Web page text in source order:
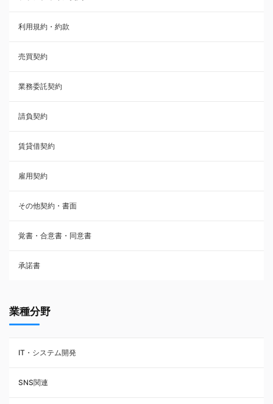
覚書・合意書・同意書
承諾書
雇用契約
その他契約・書面
売買契約
株主総会議事録・関連書類
請負契約
フランチャイズ契約
賃貸借契約
利用規約・約款
売買契約
業務委託契約
請負契約
賃貸借契約
雇用契約
その他契約・書面
覚書・合意書・同意書
承諾書
業種分野
IT・システム開発
SNS関連